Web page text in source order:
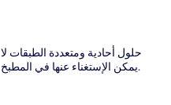
حلول أحادية ومتعددة الطبقات لا
يمكن الإستغناء عنها في المطبخ.